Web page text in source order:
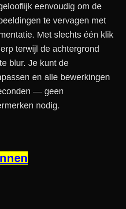
eenvoudig om de
te vervagen met
Met slechts één klik
terwijl de achtergrond
blur. Je kunt de
en alle bewerkingen
— geen
nodig.